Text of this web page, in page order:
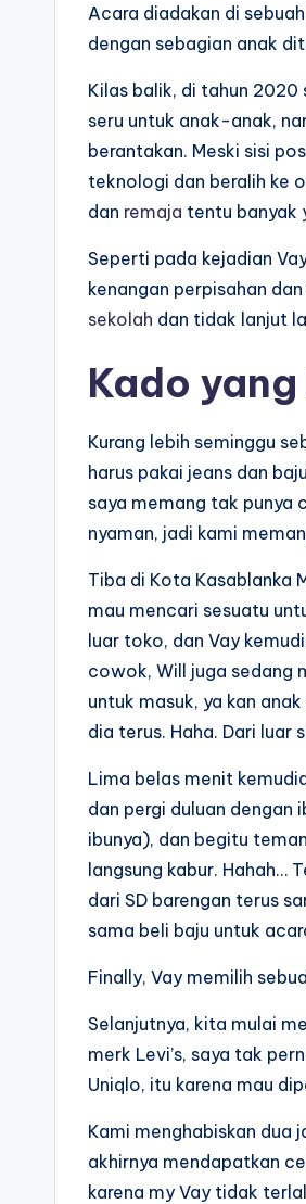
Acara diadakan di
dengan sebagian anak
Kilas balik, di tahun 2020
seru untuk anak-anak,
berantakan. Meski sisi
teknologi dan beralih ke
dan remaja tentu banyak
Seperti pada kejadian
kenangan perpisahan
sekolah dan tidak lanjut
Kado
Kurang lebih seminggu
harus pakai jeans dan
saya memang tak punya
nyaman, jadi kami
Tiba di Kota Kasablanka
mau mencari sesuatu
luar toko, dan Vay
cowok, Will juga sedang
untuk masuk, ya kan
dia terus. Haha. Dari
Lima belas menit
dan pergi duluan dengan
ibunya), dan begitu
langsung kabur. Hahah…
dari SD barengan terus
sama beli baju untuk
Finally, Vay memilih
Selanjutnya, kita mulai
merk Levi’s, saya tak
Uniqlo, itu karena mau
Kami menghabiskan dua
akhirnya mendapatkan
karena my Vay tidak